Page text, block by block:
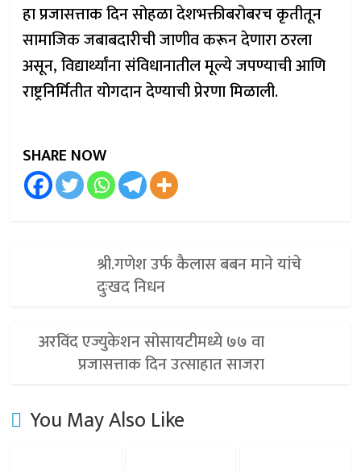
हा प्रजासत्ताक दिन सोहळा देशभक्तीबरोबरच कृतीतून
सामाजिक जबाबदारीची जाणीव करून देणारा ठरला
असून, विद्यार्थ्यांना संविधानातील मूल्ये जपण्याची आणि
राष्ट्रनिर्मितीत योगदान देण्याची प्रेरणा मिळाली.
SHARE NOW
श्री.गणेश उर्फ कैलास बबन माने यांचे
दुःखद निधन
अरविंद एज्युकेशन सोसायटीमध्ये ७७ वा
प्रजासत्ताक दिन उत्साहात साजरा
You May Also Like